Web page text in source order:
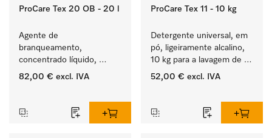
ProCare Tex 20 OB - 20 l
Agente de
branqueamento,
concentrado líquido,
ácido, 20 l para a
82,00 € excl. IVA
ProCare Tex 11 - 10 kg
Detergente universal, em
pó, ligeiramente alcalino,
10 kg para a lavagem de
têxteis brancos e de
52,00 € excl. IVA